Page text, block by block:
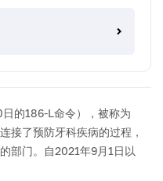
的186-L命令），被称为
了预防牙科疾病的过程，
部门。自2021年9月1日以